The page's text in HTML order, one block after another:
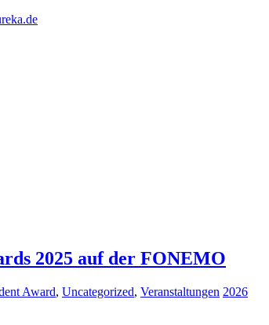
2025 auf der FONEMO
Award, Uncategorized, Veranstaltungen 2026